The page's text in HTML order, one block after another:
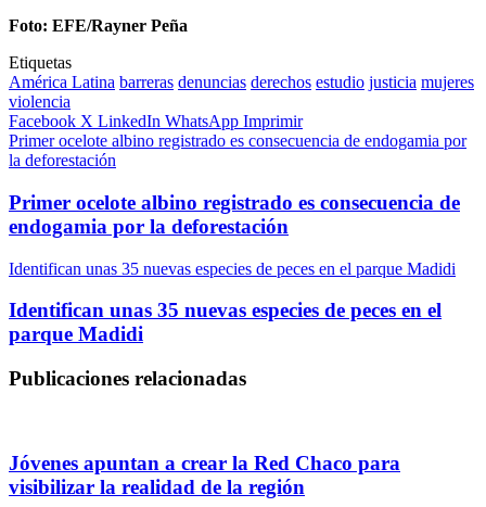
Foto: EFE/Rayner Peña
Etiquetas
América Latina barreras denuncias derechos estudio justicia mujeres
violencia
Facebook X LinkedIn WhatsApp Imprimir
Primer ocelote albino registrado es consecuencia de endogamia por
la deforestación
Primer ocelote albino registrado es consecuencia de
endogamia por la deforestación
Identifican unas 35 nuevas especies de peces en el parque Madidi
Identifican unas 35 nuevas especies de peces en el
parque Madidi
Publicaciones relacionadas
Jóvenes apuntan a crear la Red Chaco para
visibilizar la realidad de la región